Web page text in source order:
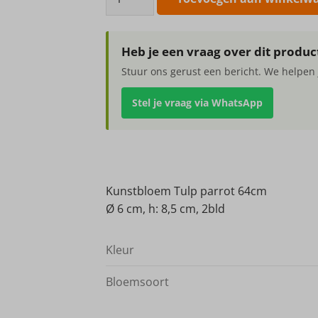
parrot
64cm
aantal
Heb je een vraag over dit
Stuur ons gerust een bericht. We helpen
Stel je vraag via WhatsApp
Kunstbloem Tulp parrot 64cm
Ø 6 cm, h: 8,5 cm, 2bld
Kleur
Bloemsoort